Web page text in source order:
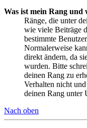
Was ist mein Rang
Ränge, die unter
wie viele Beiträge
bestimmte
Normalerweise
direkt ändern, da
wurden. Bitte
deinen Rang zu
Verhalten nicht
deinen Rang unter
Nach oben